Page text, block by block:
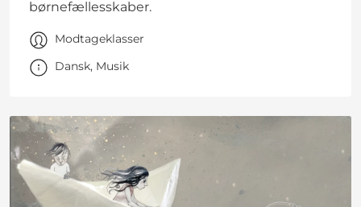
børnefællesskaber.
Modtageklasser
Dansk, Musik